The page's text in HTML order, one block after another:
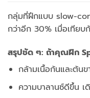
กลุ่มที่ฝึกแบบ slow-
กว่าอีก 30% เมื่อเทีย
สรุปชัด ๆ: ถ้าคุณฝึก
กล้ามเนื้อก้นและต้น
ความบาลานซ์ดีขึ้น